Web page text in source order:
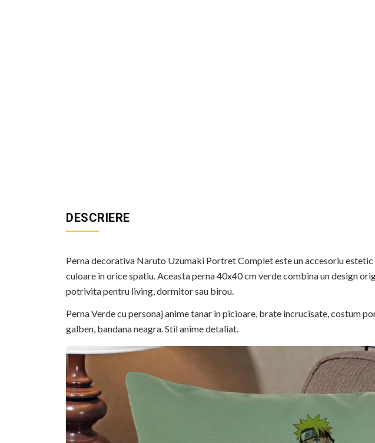
DESCRIERE
Perna decorativa Naruto Uzumaki Portret Complet este un accesoriu
culoare in orice spatiu. Aceasta perna 40x40 cm verde combina un design
potrivita pentru living, dormitor sau birou.
Perna Verde cu personaj anime tanar in picioare, brate incrucisate, costum
galben, bandana neagra. Stil anime detaliat.